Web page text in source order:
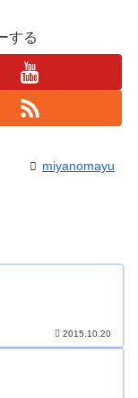
する
miyanomayu
2015.10.20